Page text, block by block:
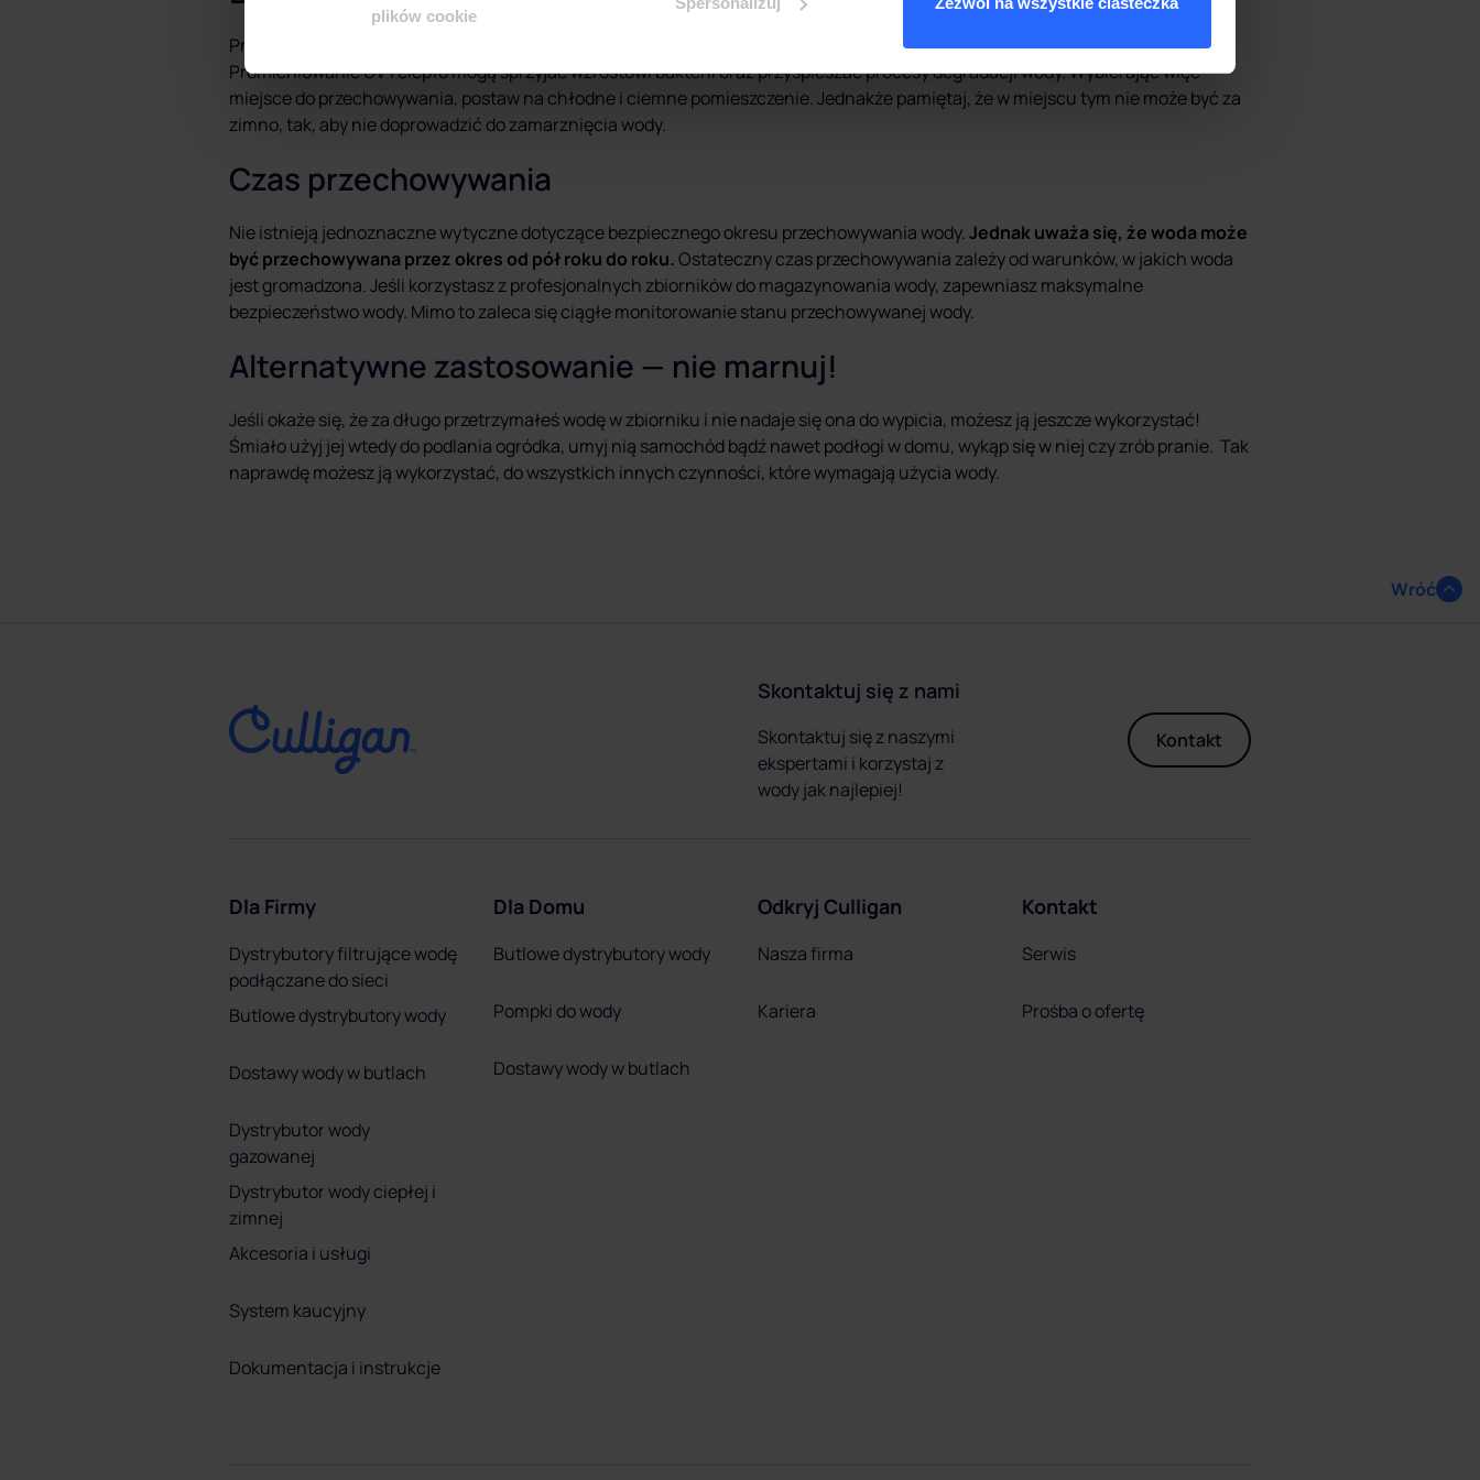
plików cookie
Przede wszystkim woda pitna powinna być przechowywana z dala od bezpośredniego światła słonecznego oraz źródeł ciepła.
Promieniowanie UV i ciepło mogą sprzyjać wzrostowi bakterii oraz przyspieszać procesy degradacji wody. Wybierając więc
miejsce do przechowywania, postaw na chłodne i ciemne pomieszczenie. Jednakże pamiętaj, że w miejscu tym nie może być za
zimno, tak, aby nie doprowadzić do zamarznięcia wody.
Czas przechowywania
Nie istnieją jednoznaczne wytyczne dotyczące bezpiecznego okresu przechowywania wody.Jednak uważa się, że woda może
być przechowywana przez okres od pół roku do roku.Ostateczny czas przechowywania zależy od warunków, w jakich woda
jest gromadzona. Jeśli korzystasz z profesjonalnych zbiorników do magazynowania wody, zapewniasz maksymalne
bezpieczeństwo wody. Mimo to zaleca się ciągłe monitorowanie stanu przechowywanej wody.
Alternatywne zastosowanie — nie marnuj!
Jeśli okaże się, że za długo przetrzymałeś wodę w zbiorniku i nie nadaje się ona do wypicia, możesz ją jeszcze wykorzystać!
Śmiało użyj jej wtedy do podlania ogródka, umyj nią samochód bądź nawet podłogi w domu, wykąp się w niej czy zrób pranie. Tak
naprawdę możesz ją wykorzystać, do wszystkich innych czynności, które wymagają użycia wody.
Wróć
Skontaktuj się z nami
Skontaktuj się z naszymi
ekspertami i korzystaj z
wody jak najlepiej!
Kontakt
Dla Firmy
Dystrybutory filtrujące wodę
podłączane do sieci
Butlowe dystrybutory wody
Dostawy wody w butlach
Dystrybutor wody
gazowanej
Dystrybutor wody ciepłej i
zimnej
Akcesoria i usługi
System kaucyjny
Dokumentacja i instrukcje
Dla Domu
Butlowe dystrybutory wody
Pompki do wody
Dostawy wody w butlach
Odkryj Culligan
Nasza firma
Kariera
Kontakt
Serwis
Prośba o ofertę